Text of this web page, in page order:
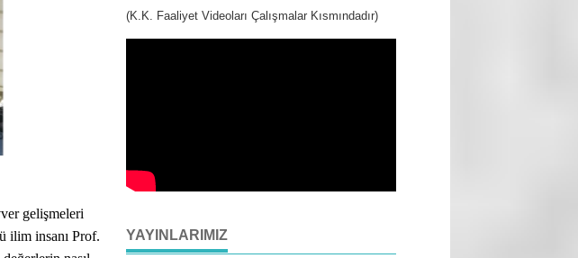
gelişmeleri
ilim insanı Prof.
(K.K. Faaliyet Videoları Çalışmalar Kısmındadır)
YAYINLARIMIZ